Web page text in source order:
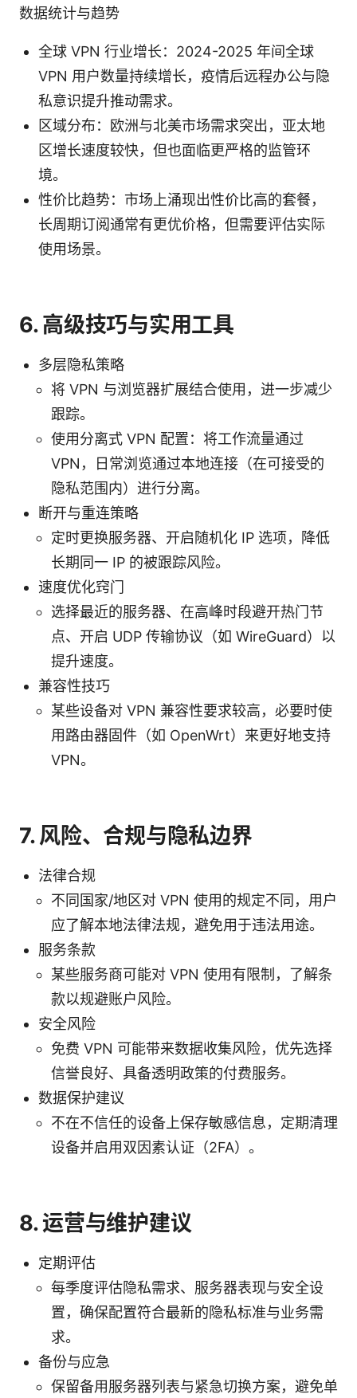
数据统计与趋势
全球 VPN 行业增长：2024-2025 年间全球
VPN 用户数量持续增长，疫情后远程办公与隐
私意识提升推动需求。
区域分布：欧洲与北美市场需求突出，亚太地
区增长速度较快，但也面临更严格的监管环
境。
性价比趋势：市场上涌现出性价比高的套餐，
长周期订阅通常有更优价格，但需要评估实际
使用场景。
6. 高级技巧与实用工具
多层隐私策略
将 VPN 与浏览器扩展结合使用，进一步减少
跟踪。
使用分离式 VPN 配置：将工作流量通过
VPN，日常浏览通过本地连接（在可接受的
隐私范围内）进行分离。
断开与重连策略
定时更换服务器、开启随机化 IP 选项，降低
长期同一 IP 的被跟踪风险。
速度优化窍门
选择最近的服务器、在高峰时段避开热门节
点、开启 UDP 传输协议（如 WireGuard）以
提升速度。
兼容性技巧
某些设备对 VPN 兼容性要求较高，必要时使
用路由器固件（如 OpenWrt）来更好地支持
VPN。
7. 风险、合规与隐私边界
法律合规
不同国家/地区对 VPN 使用的规定不同，用户
应了解本地法律法规，避免用于违法用途。
服务条款
某些服务商可能对 VPN 使用有限制，了解条
款以规避账户风险。
安全风险
免费 VPN 可能带来数据收集风险，优先选择
信誉良好、具备透明政策的付费服务。
数据保护建议
不在不信任的设备上保存敏感信息，定期清理
设备并启用双因素认证（2FA）。
8. 运营与维护建议
定期评估
每季度评估隐私需求、服务器表现与安全设
置，确保配置符合最新的隐私标准与业务需
求。
备份与应急
保留备用服务器列表与紧急切换方案，避免单